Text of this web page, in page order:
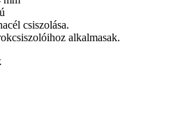
csiszolása.
alkalmasak.